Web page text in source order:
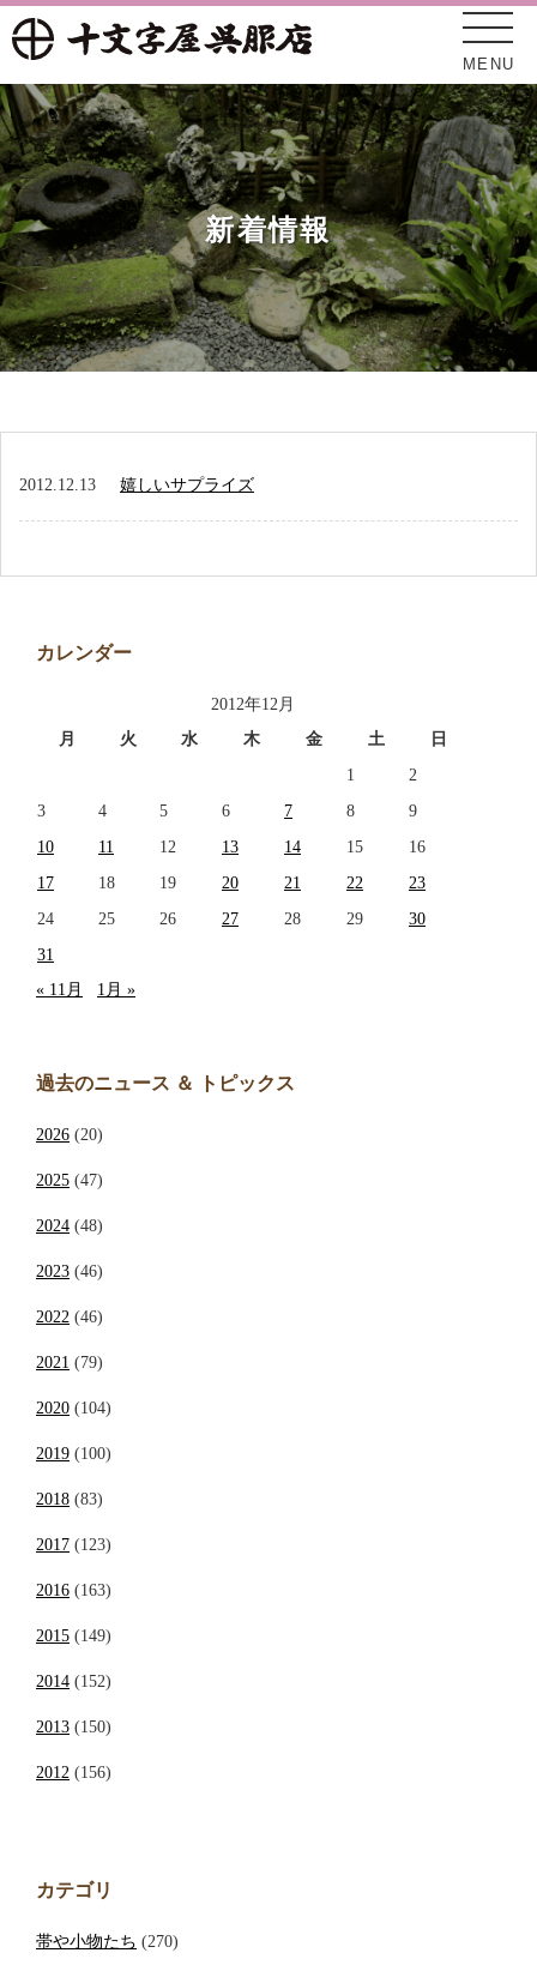
MENU
新着情報
十文字屋について
オンラインショップ
新着情報
2012.12.13 嬉しいサプライズ
カレンダー
2012年12月
月
火 水 木 金 土
日
1
2
3
4 5 6 7 8
9
10
11 12 13 14 15
16
17
18 19 20 21 22
23
24
25 26 27 28 29
30
31
« 11月
1月 »
過去のニュース ＆ トピックス
2026 (20)
2025 (47)
2024 (48)
2023 (46)
2022 (46)
2021 (79)
2020 (104)
2019 (100)
2018 (83)
2017 (123)
2016 (163)
2015 (149)
2014 (152)
2013 (150)
2012 (156)
カテゴリ
帯や小物たち (270)